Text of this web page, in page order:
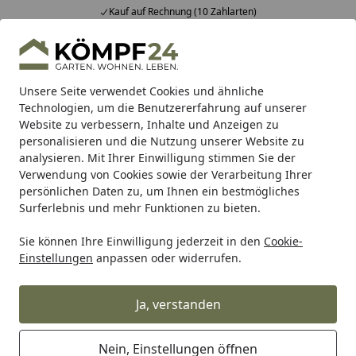
Unsere Seite verwendet Cookies und ähnliche
Technologien, um die Benutzererfahrung auf unserer
Website zu verbessern, Inhalte und Anzeigen zu
personalisieren und die Nutzung unserer Website zu
analysieren. Mit Ihrer Einwilligung stimmen Sie der
Verwendung von Cookies sowie der Verarbeitung Ihrer
persönlichen Daten zu, um Ihnen ein bestmögliches
Surferlebnis und mehr Funktionen zu bieten.
Sie können Ihre Einwilligung jederzeit in den Cookie-
Einstellungen anpassen oder widerrufen.
Ja, verstanden
Nein, Einstellungen öffnen
Kauf auf Rechnung (10 Zahlarten)
Alle Produkte
Mein Konto
Suchen
Startseite
Zaun Sichtschutzzaun BPC & WPC Sichtschutz Zäune
GroJa BPC-Steckzaunpfosten 10 x 10
inkl. Kappe
(1 Bewertung)